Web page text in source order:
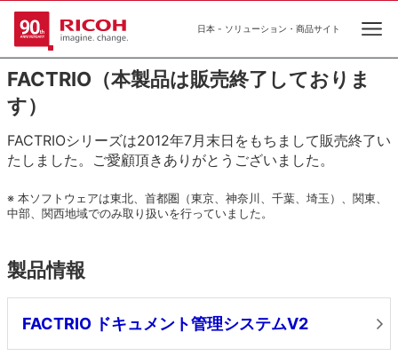
日本 - ソリューション・商品サイト
FACTRIO（本製品は販売終了しておりま
す）
FACTRIOシリーズは2012年7月末日をもちまして販売終了い
たしました。ご愛顧頂きありがとうございました。
※ 本ソフトウェアは東北、首都圏（東京、神奈川、千葉、埼玉）、関東、
中部、関西地域でのみ取り扱いを行っていました。
製品情報
FACTRIO ドキュメント管理システムV2